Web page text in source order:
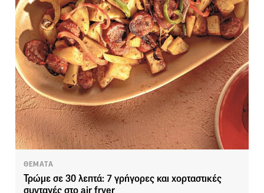
ΘΕΜΑΤΑ
Τρώμε σε 30 λεπτά: 7 γρήγορες και χορταστικές
συνταγές στο air fryer